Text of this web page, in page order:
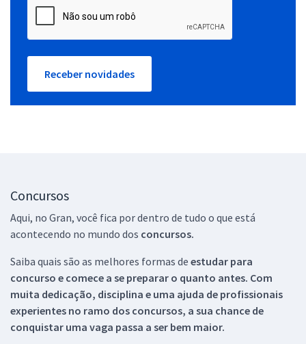
Receber novidades
Concursos
Aqui, no Gran, você fica por dentro de tudo o que está
acontecendo no mundo dos concursos.
Saiba quais são as melhores formas de estudar para
concurso e comece a se preparar o quanto antes. Com
muita dedicação, disciplina e uma ajuda de profissionais
experientes no ramo dos concursos, a sua chance de
conquistar uma vaga passa a ser bem maior.